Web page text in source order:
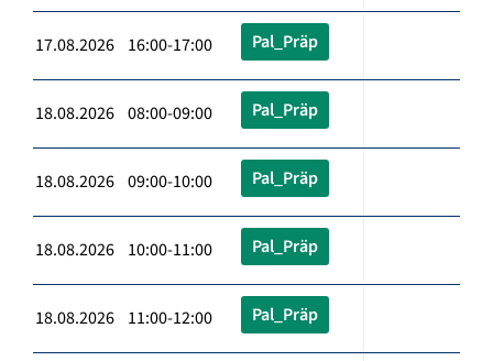
17.08.2026 16:00-17:00 Pal_Präp
18.08.2026 08:00-09:00 Pal_Präp
18.08.2026 09:00-10:00 Pal_Präp
18.08.2026 10:00-11:00 Pal_Präp
18.08.2026 11:00-12:00 Pal_Präp